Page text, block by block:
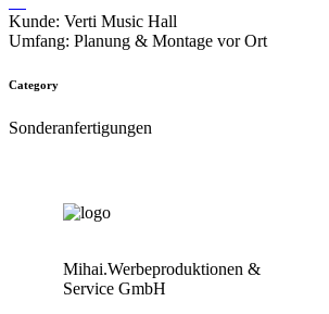
Verti Music Hall
Kunde: Verti Music Hall
Umfang: Planung & Montage vor Ort
Category
Sonderanfertigungen
Mihai.Werbeproduktionen &
Service GmbH